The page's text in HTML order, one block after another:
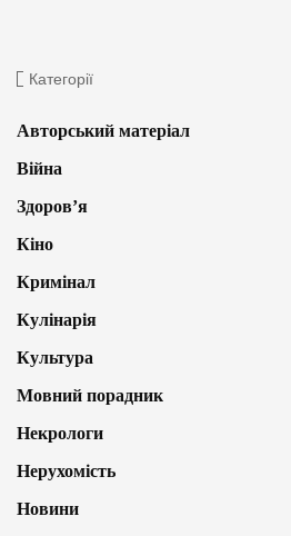
Категорії
Авторський матеріал
Війна
Здоров’я
Кіно
Кримінал
Кулінарія
Культура
Мовний порадник
Некрологи
Нерухомість
Новини